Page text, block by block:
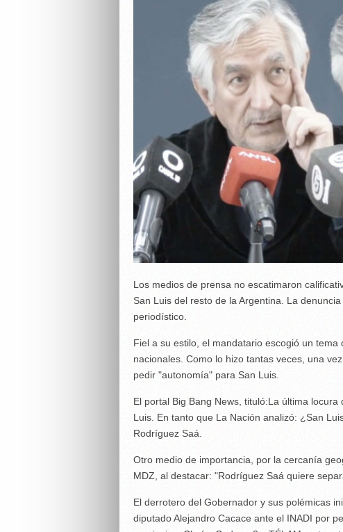
Los medios de prensa no escatimaron
San Luis del resto de la Argentina. La
periodístico.
Fiel a su estilo, el mandatario escogió un
nacionales. Como lo hizo tantas veces, una
pedir "autonomía" para San Luis.
El portal Big Bang News, tituló:La última
Luis. En tanto que La Nación analizó: ¿San
Rodríguez Saá.
Otro medio de importancia, por la cercanía
MDZ, al destacar: "Rodríguez Saá quiere
El derrotero del Gobernador y sus polémicas
diputado Alejandro Cacace ante el INADI por